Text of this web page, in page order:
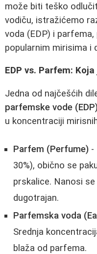
može biti teško
vodiču, istražićemo
voda (EDP) i
popularnim mirisima i
EDP vs. Parfem:
Jedna od najčešćih
parfemske vode
u koncentraciji
Parfem (Perfume) -
30%), obično se
prskalice. Nanosi
dugotrajan.
Parfemska voda
Srednja
blaža od parfema.